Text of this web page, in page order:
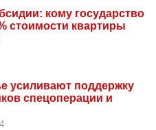
кому государство
стоимости квартиры
усиливают поддержку
спецоперации и